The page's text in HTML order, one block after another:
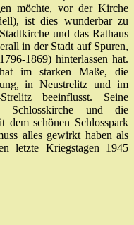
möchte, vor der Kirche
ist dies wunderbar zu
und das Rathaus
in der Stadt auf Spuren,
1869) hinterlassen hat.
im starken Maße, die
in Neustrelitz und im
beeinflusst. Seine
Schlosskirche und die
dem schönen Schlosspark
alles gewirkt haben als
letzte Kriegstagen 1945